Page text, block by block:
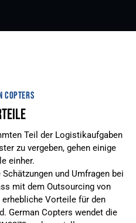
COPTERS
Teil der Logistikaufgaben
zu vergeben, gehen einige
einher.
und Umfragen bei
mit dem Outsourcing von
Vorteile für den
German Copters wendet die